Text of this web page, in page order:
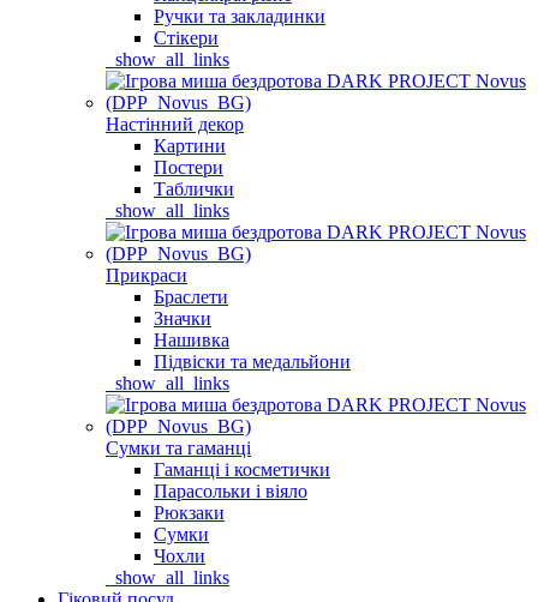
Ручки та закладинки
Стікери
_show_all_links
Настінний декор
Картини
Постери
Таблички
_show_all_links
Прикраси
Браслети
Значки
Нашивка
Підвіски та медальйони
_show_all_links
Сумки та гаманці
Гаманці і косметички
Парасольки і віяло
Рюкзаки
Сумки
Чохли
_show_all_links